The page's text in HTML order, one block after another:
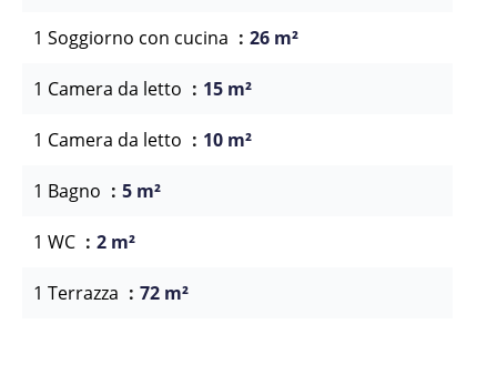
1 Soggiorno con cucina 26 m²
1 Camera da letto 15 m²
1 Camera da letto 10 m²
1 Bagno 5 m²
1 WC 2 m²
1 Terrazza 72 m²